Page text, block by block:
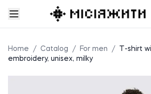
Home / Catalog / For men /
T-shirt
embroidery, unisex, milky